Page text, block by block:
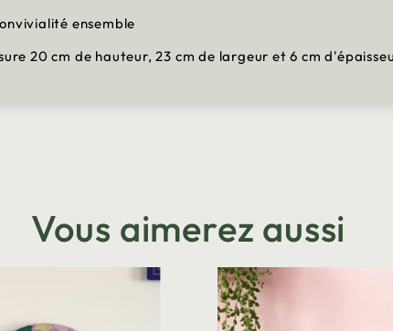
ensemble
20 cm de hauteur, 23 cm de largeur et 6 cm
Vous aimerez aussi